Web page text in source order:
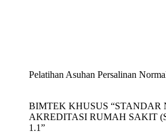
Pelatihan Asuhan Persalinan
BIMTEK KHUSUS “STANDAR
AKREDITASI RUMAH SAKIT
1.1”